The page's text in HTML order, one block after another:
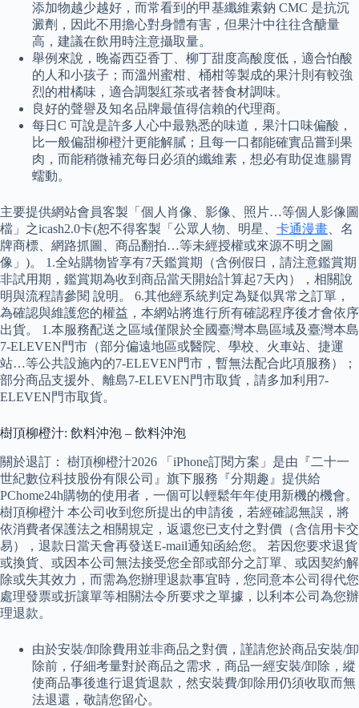
添加物越少越好，而常看到的甲基纖維素鈉 CMC 是抗沉
澱劑，因此不用擔心對身體有害，但果汁中往往含醣量
高，建議在飲用時注意攝取量。
舉例來說，晚崙西亞香丁、柳丁甜度高酸度低，適合怕酸
的人和小孩子；而溫州蜜柑、桶柑等製成的果汁則有較強
烈的柑橘味，適合調製紅茶或者替食材調味。
良好的聲譽及知名品牌最值得信賴的代理商。
每日C 可說是許多人心中最熟悉的味道，果汁口味偏酸，
比一般偏甜柳橙汁更能解膩；且每一口都能確實品嘗到果
肉，而能稍微補充每日必須的纖維素，想必有助促進腸胃
蠕動。
主要提供網站會員客製「個人肖像、影像、照片…等個人影像圖
檔」之icash2.0卡(恕不得客製「公眾人物、明星、 卡通漫畫 、名
牌商標、網路抓圖、商品翻拍…等未經授權或來源不明之圖
像」)。 1.全站購物皆享有7天鑑賞期（含例假日，請注意鑑賞期
非試用期，鑑賞期為收到商品當天開始計算起7天內），相關說
明與流程請參閱 說明。 6.其他經系統判定為疑似異常之訂單，
為確認與維護您的權益，本網站將進行所有確認程序後才會依序
出貨。 1.本服務配送之區域僅限於全國臺灣本島區域及臺灣本島
7-ELEVEN門市（部分偏遠地區或醫院、學校、火車站、捷運
站…等公共設施內的7-ELEVEN門市，暫無法配合此項服務）；
部分商品支援外、離島7-ELEVEN門市取貨，請多加利用7-
ELEVEN門市取貨。
樹頂柳橙汁: 飲料沖泡 – 飲料沖泡
關於退訂： 樹頂柳橙汁2026 「iPhone訂閱方案」是由『二十一
世紀數位科技股份有限公司』旗下服務『分期趣』提供給
PChome24h購物的使用者，一個可以輕鬆年年使用新機的機會。
樹頂柳橙汁 本公司收到您所提出的申請後，若經確認無誤，將
依消費者保護法之相關規定，返還您已支付之對價（含信用卡交
易），退款日當天會再發送E-mail通知函給您。 若因您要求退貨
或換貨、或因本公司無法接受您全部或部分之訂單、或因契約解
除或失其效力，而需為您辦理退款事宜時，您同意本公司得代您
處理發票或折讓單等相關法令所要求之單據，以利本公司為您辦
理退款。
由於安裝/卸除費用並非商品之對價，謹請您於商品安裝/卸
除前，仔細考量對於商品之需求，商品一經安裝/卸除，縱
使商品事後進行退貨退款，然安裝費/卸除用仍須收取而無
法退還，敬請您留心。